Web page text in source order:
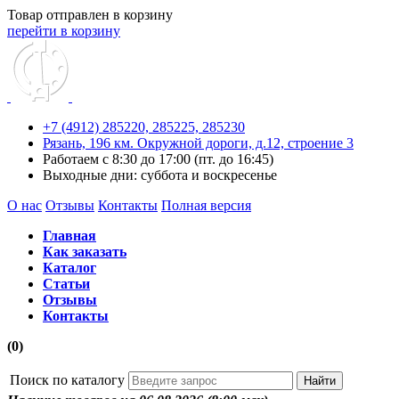
Товар отправлен в корзину
перейти в корзину
+7 (4912) 285220, 285225, 285230
Рязань, 196 км. Окружной дороги, д.12, строение 3
Работаем с 8:30 до 17:00 (пт. до 16:45)
Выходные дни: суббота и воскресенье
О нас Отзывы Контакты Полная версия
Главная
Как заказать
Каталог
Статьи
Отзывы
Контакты
(0)
Поиск по каталогу